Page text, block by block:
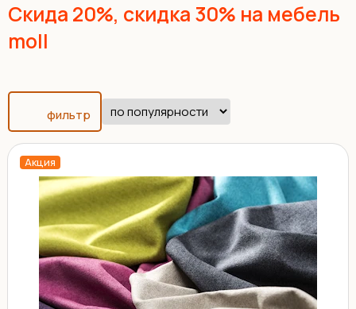
Скида 20%, скидка 30% на мебель
moll
фильтр
Акция